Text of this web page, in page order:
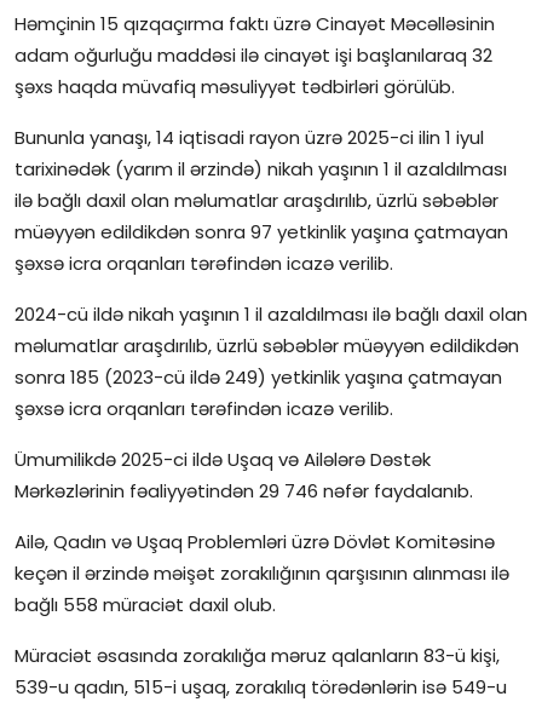
Həmçinin 15 qızqaçırma faktı üzrə Cinayət Məcəlləsinin
adam oğurluğu maddəsi ilə cinayət işi başlanılaraq 32
şəxs haqda müvafiq məsuliyyət tədbirləri görülüb.
Bununla yanaşı, 14 iqtisadi rayon üzrə 2025-ci ilin 1 iyul
tarixinədək (yarım il ərzində) nikah yaşının 1 il azaldılması
ilə bağlı daxil olan məlumatlar araşdırılıb, üzrlü səbəblər
müəyyən edildikdən sonra 97 yetkinlik yaşına çatmayan
şəxsə icra orqanları tərəfindən icazə verilib.
2024-cü ildə nikah yaşının 1 il azaldılması ilə bağlı daxil olan
məlumatlar araşdırılıb, üzrlü səbəblər müəyyən edildikdən
sonra 185 (2023-cü ildə 249) yetkinlik yaşına çatmayan
şəxsə icra orqanları tərəfindən icazə verilib.
Ümumilikdə 2025-ci ildə Uşaq və Ailələrə Dəstək
Mərkəzlərinin fəaliyyətindən 29 746 nəfər faydalanıb.
Ailə, Qadın və Uşaq Problemləri üzrə Dövlət Komitəsinə
keçən il ərzində məişət zorakılığının qarşısının alınması ilə
bağlı 558 müraciət daxil olub.
Müraciət əsasında zorakılığa məruz qalanların 83-ü kişi,
539-u qadın, 515-i uşaq, zorakılıq törədənlərin isə 549-u